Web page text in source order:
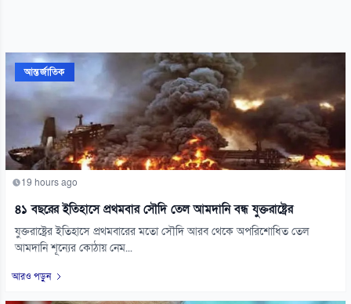
আন্তর্জাতিক
19 hours ago
৪১ বছরের ইতিহাসে প্রথমবার সৌদি তেল আমদানি বন্ধ যুক্তরাষ্ট্রের
যুক্তরাষ্ট্রের ইতিহাসে প্রথমবারের মতো সৌদি আরব থেকে অপরিশোধিত তেল
আমদানি শূন্যের কোঠায় নেম...
আরও পড়ুন